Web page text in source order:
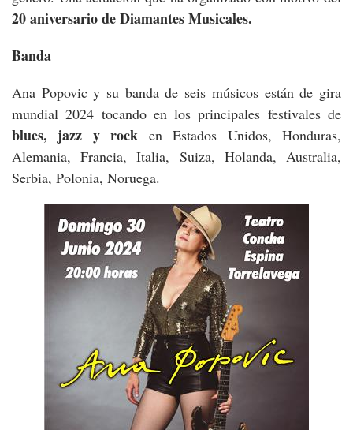
20 aniversario de Diamantes Musicales.
Banda
Ana Popovic y su banda de seis músicos están de gira
mundial 2024 tocando en los principales festivales de
blues, jazz y rock en Estados Unidos, Honduras,
Alemania, Francia, Italia, Suiza, Holanda, Australia,
Serbia, Polonia, Noruega.